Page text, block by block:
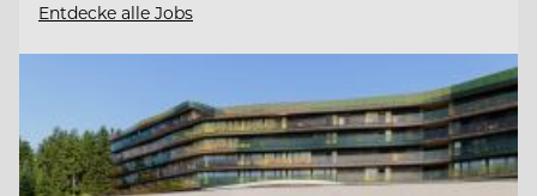
Entdecke alle Jobs